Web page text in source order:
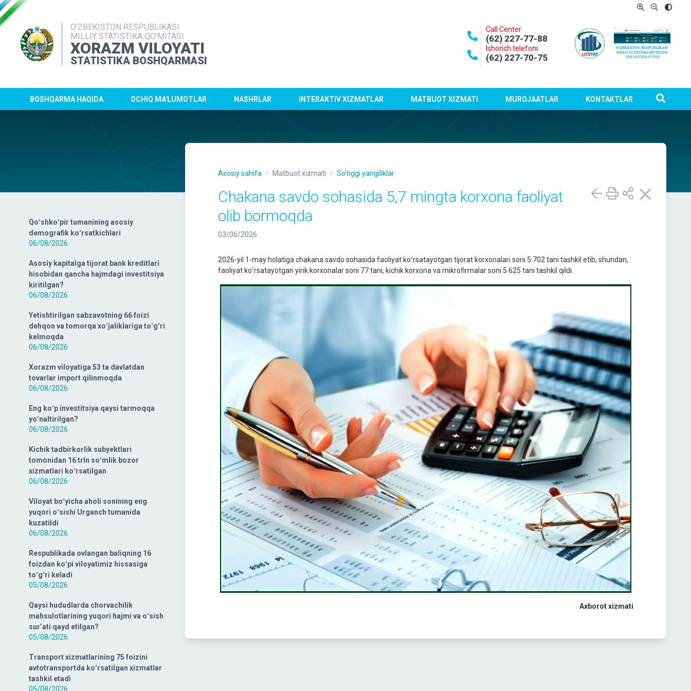
O'ZBEKISTON RESPUBLIKASI
MILLIY STATISTIKA QO'MITASI
XORAZM VILOYATI
STATISTIKA BOSHQARMASI
Call Center
(62) 227-77-88
Ishonch telefoni
(62) 227-70-75
BOSHQARMA HAQIDA OCHIQ MA'LUMOTLAR NASHRLAR INTERAKTIV XIZMATLAR MATBUOT XIZMATI MUROJAATLAR KONTAKTLAR
Qoʻshkoʻpir tumanining asosiy
demografik koʻrsatkichlari
06/08/2026
Asosiy kapitalga tijorat bank kreditlari
hisobidan qancha hajmdagi investitsiya
kiritilgan?
06/08/2026
Yetishtirilgan sabzavotning 66 foizi
dehqon va tomorqa xoʻjaliklariga toʻgʻri
kelmoqda
06/08/2026
Xorazm viloyatiga 53 ta davlatdan
tovarlar import qilinmoqda
06/08/2026
Eng koʻp investitsiya qaysi tarmoqqa
yoʻnaltirilgan?
06/08/2026
Kichik tadbirkorlik subyektlari
tomonidan 16 trln soʻmlik bozor
xizmatlari koʻrsatilgan
06/08/2026
Viloyat boʻyicha aholi sonining eng
yuqori oʻsishi Urganch tumanida
kuzatildi
06/08/2026
Respublikada ovlangan baliqning 16
foizdan koʻpi viloyatimiz hissasiga
toʻgʻri keladi
05/08/2026
Qaysi hududlarda chorvachilik
mahsulotlarining yuqori hajmi va oʻsish
surʼati qayd etilgan?
05/08/2026
Transport xizmatlarining 75 foizini
avtotransportda koʻrsatilgan xizmatlar
tashkil etadi
05/08/2026
Asosiy sahifa Matbuot xizmati So'nggi yangiliklar
Chakana savdo sohasida 5,7 mingta korxona faoliyat
olib bormoqda
03/06/2026
2026-yil 1-may holatiga chakana savdo sohasida faoliyat koʻrsatayotgan tijorat korxonalari soni 5 702 tani tashkil etib, shundan,
faoliyat koʻrsatayotgan yirik korxonalar soni 77 tani, kichik korxona va mikrofirmalar soni 5 625 tani tashkil qildi.
Axborot xizmati